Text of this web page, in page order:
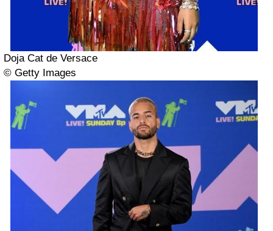
Doja Cat de Versace
© Getty Images